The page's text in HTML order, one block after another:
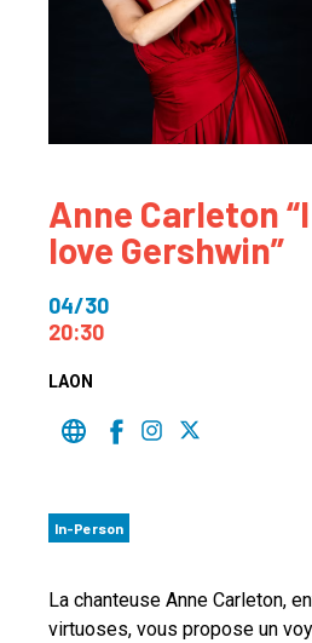
Anne Carleton “I
love Gershwin”
04/30
20:30
LAON
In-Person
La chanteuse Anne Carleton,
virtuoses, vous propose un